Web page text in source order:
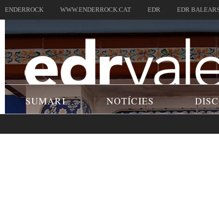
ENDERROCK WWW.ENDERROCK.CAT EDR EDR
SUMARI NOTÍCIES